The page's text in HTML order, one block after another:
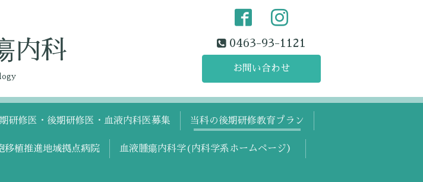
内科 0463-93-1121
お問い合わせ
研修医・後期研修医・血液内科医募集 当科の後期研修教育プラン
移植推進地域拠点病院 血液腫瘍内科学(内科学系ホームページ）